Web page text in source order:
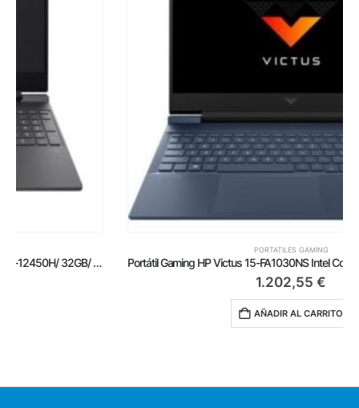
Portátil Gaming HP Victus 15-FA1030NS Intel Core i7-13620H/ 16GB/ 1TB SSD/ GeForce RTX 4060/ 15.6’/ Sin Sistema Operativo